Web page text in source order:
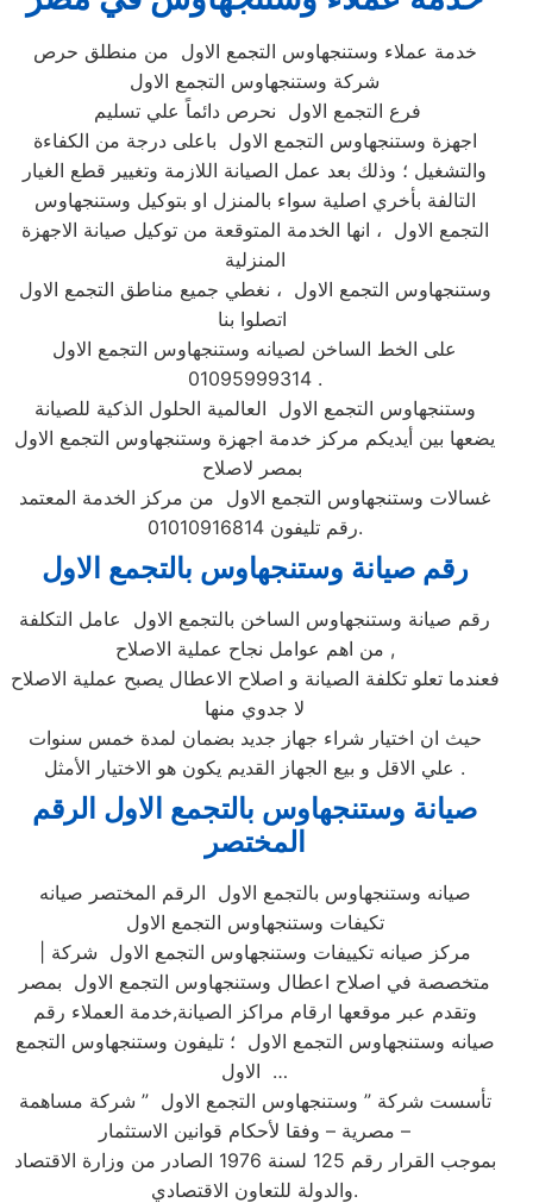
خدمة عملاء وستنجهاوس التجمع الاول من منطلق حرص
شركة وستنجهاوس التجمع الاول
فرع التجمع الاول نحرص دائماً علي تسليم
اجهزة وستنجهاوس التجمع الاول باعلى درجة من الكفاءة
والتشغيل ؛ وذلك بعد عمل الصيانة اللازمة وتغيير قطع الغيار
التالفة بأخري اصلية سواء بالمنزل او بتوكيل وستنجهاوس
التجمع الاول ، انها الخدمة المتوقعة من توكيل صيانة الاجهزة
المنزلية
وستنجهاوس التجمع الاول ، نغطي جميع مناطق التجمع الاول
اتصلوا بنا
على الخط الساخن لصيانه وستنجهاوس التجمع الاول
01095999314 .
وستنجهاوس التجمع الاول العالمية الحلول الذكية للصيانة
يضعها بين أيديكم مركز خدمة اجهزة وستنجهاوس التجمع الاول
بمصر لاصلاح
غسالات وستنجهاوس التجمع الاول من مركز الخدمة المعتمد
رقم تليفون 01010916814.
رقم صيانة وستنجهاوس بالتجمع الاول
رقم صيانة وستنجهاوس الساخن بالتجمع الاول عامل التكلفة
من اهم عوامل نجاح عملية الاصلاح ,
فعندما تعلو تكلفة الصيانة و اصلاح الاعطال يصبح عملية الاصلاح
لا جدوي منها
حيث ان اختيار شراء جهاز جديد بضمان لمدة خمس سنوات
علي الاقل و بيع الجهاز القديم يكون هو الاختيار الأمثل .
صيانة وستنجهاوس بالتجمع الاول الرقم
المختصر
صيانه وستنجهاوس بالتجمع الاول الرقم المختصر صيانه
تكيفات وستنجهاوس التجمع الاول
متخصصة في اصلاح اعطال وستنجهاوس التجمع الاول بمصر
وتقدم عبر موقعها ارقام مراكز الصيانة,خدمة العملاء رقم
صيانه وستنجهاوس التجمع الاول ؛ تليفون وستنجهاوس التجمع
الاول …
تأسست شركة ” وستنجهاوس التجمع الاول ” شركة مساهمة
مصرية – وفقا لأحكام قوانين الاستثمار –
بموجب القرار رقم 125 لسنة 1976 الصادر من وزارة الاقتصاد
والدولة للتعاون الاقتصادي.